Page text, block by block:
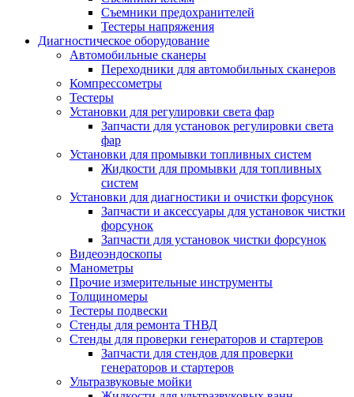
Съемники предохранителей
Тестеры напряжения
Диагностическое оборудование
Автомобильные сканеры
Переходники для автомобильных сканеров
Компрессометры
Тестеры
Установки для регулировки света фар
Запчасти для установок регулировки света
фар
Установки для промывки топливных систем
Жидкости для промывки для топливных
систем
Установки для диагностики и очистки форсунок
Запчасти и аксессуары для установок чистки
форсунок
Запчасти для установок чистки форсунок
Видеоэндоскопы
Манометры
Прочие измерительные инструменты
Толщиномеры
Тестеры подвески
Стенды для ремонта ТНВД
Стенды для проверки генераторов и стартеров
Запчасти для стендов для проверки
генераторов и стартеров
Ультразвуковые мойки